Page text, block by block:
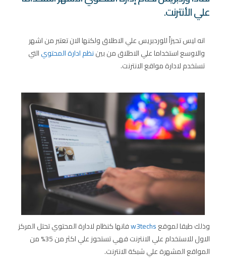
علي الأنترنت.
انه ليس تحيزاً للوردبريس علي الاطلاق ولكنها الان تعتبر من اشهر
والاوسع استخداما علي الاطلاق من بيننظم ادارة المحتويالتي
تستخدم لادارة مواقع الانترنت.
وذلك طبقا لموقعw3techsفانها كنظام لادارة المحتوي تحتل المركز
الاول للاستخدام علي الانترنت فهي تستحوز علي اكثر من 35% من
المواقع المشهرة علي شبكة الانترنت.